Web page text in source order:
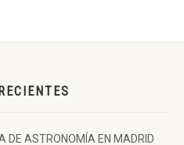
DE ASTRONOMÍA EN MADRID